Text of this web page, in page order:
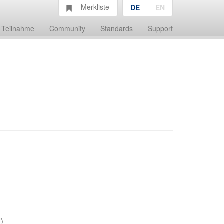
Teilnahme Community Standards Support
Merkliste DE EN